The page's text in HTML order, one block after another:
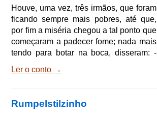
ficou tão bonito que ela pensou: Eu
queria ter um neném assim, que fosse
branco como a neve, vermelho como o
sangue e negro como a made
Houve, uma vez, três irmãos, que foram
ficando sempre mais pobres, até que,
por fim a miséria chegou a tal ponto que
começaram a padecer fome; nada mais
tendo para botar na boca, disseram: -
sair a correr mundo para ver se
íngremes, campos e bosques, mas
Ler o conto →
Rumpelstilzinho